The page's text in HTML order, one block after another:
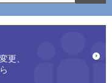
更、